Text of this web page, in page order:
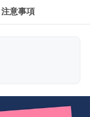
注意事項